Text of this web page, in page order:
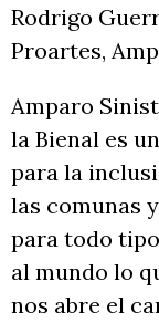
Rodrigo
Proartes,
Amparo
la Bienal es
para la
las comunas
para todo
al mundo lo
nos abre el